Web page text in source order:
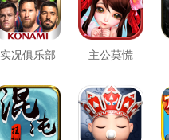
实况俱乐部 主公莫慌